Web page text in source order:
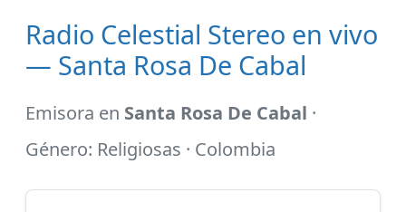
Radio Celestial Stereo en vivo
— Santa Rosa De Cabal
Emisora en Santa Rosa De Cabal ·
Género: Religiosas · Colombia